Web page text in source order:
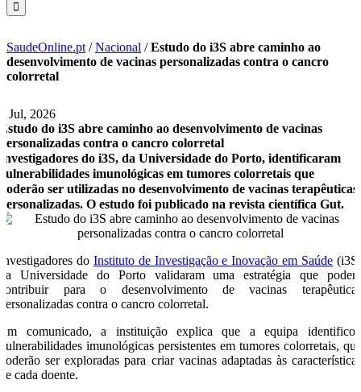
SaudeOnline.pt /Nacional /Estudo do i3S abre caminho ao
desenvolvimento de vacinas personalizadas contra o cancro
colorretal
2 Jul, 2026
Estudo do i3S abre caminho ao desenvolvimento de vacinas
personalizadas contra o cancro colorretal
Investigadores do i3S, da Universidade do Porto, identificaram
vulnerabilidades imunológicas em tumores colorretais que
poderão ser utilizadas no desenvolvimento de vacinas terapêuticas
personalizadas. O estudo foi publicado na revista científica Gut.
Investigadores do Instituto de Investigação e Inovação em Saúde(i3S)
da Universidade do Porto validaram uma estratégia que poderá
contribuir para o desenvolvimento de vacinas terapêuticas
personalizadas contra o cancro colorretal.
Em comunicado, a instituição explica que a equipa identificou
vulnerabilidades imunológicas persistentes em tumores colorretais, que
poderão ser exploradas para criar vacinas adaptadas às características
de cada doente.